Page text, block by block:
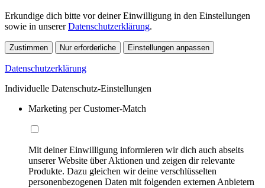
Erkundige dich bitte vor deiner Einwilligung in den Einstellungen
sowie in unsererDatenschutzerklärung.
Zustimmen Nur erforderliche Einstellungen anpassen
Datenschutzerklärung
Individuelle Datenschutz-Einstellungen
Marketing per Customer-Match
Mit deiner Einwilligung informieren wir dich auch abseits
unserer Website über Aktionen und zeigen dir relevante
Produkte. Dazu gleichen wir deine verschlüsselten
personenbezogenen Daten mit folgenden externen Anbietern